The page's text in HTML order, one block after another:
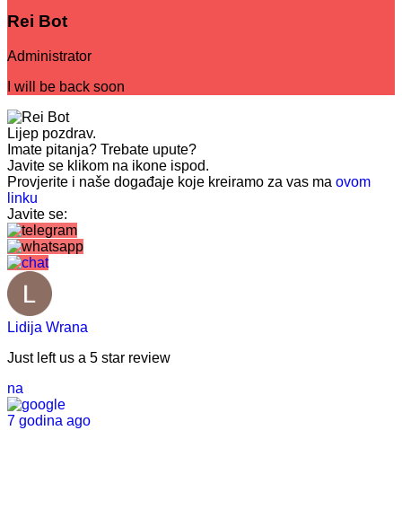
Rei Bot
Administrator
I will be back soon
Lijep pozdrav.
Imate pitanja? Trebate upute?
Javite se klikom na ikone ispod.
Provjerite i naše događaje koje kreiramo za vas ma ovom
linku
Javite se:
Lidija Wrana
Just left us a 5 star review
na
7 godina ago